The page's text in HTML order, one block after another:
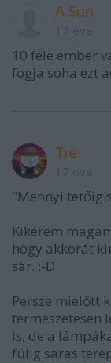
A Sün
10 féle ember
fogja soha ezt
Tie
"Mennyi tetőig
Kikérem
hogy akkorát
sár. ;-D
Persze mielőtt
természetesen
is, de a
fülig saras